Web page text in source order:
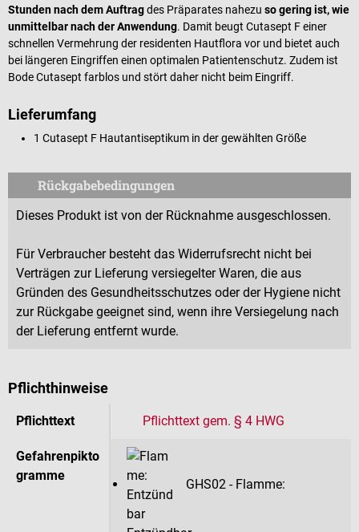
Stunden nach dem Auftragdes Präparates nahezu so gering ist, wie
unmittelbar nach der Anwendung. Damit beugt Cutasept F einer
schnellen Vermehrung der residenten Hautflora vor und bietet auch
bei längeren Eingriffen einen optimalen Patientenschutz. Zudem ist
Bode Cutasept farblos und stört daher nicht beim Eingriff.
Lieferumfang
1 Cutasept F Hautantiseptikum in der gewählten Größe
Rückgabebedingungen
Dieses Produkt ist von der Rücknahme ausgeschlossen.
Für Verbraucher besteht das Widerrufsrecht nicht bei
Verträgen zur Lieferung versiegelter Waren, die aus
Gründen des Gesundheitsschutzes oder der Hygiene nicht
zur Rückgabe geeignet sind, wenn ihre Versiegelung nach
der Lieferung entfernt wurde.
Pflichthinweise
Pflichttext Pflichttext gem. § 4 HWG
Gefahrenpikto
gramme
GHS02 - Flamme: